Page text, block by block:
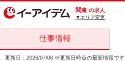
関東 の求人
▼エリア変更
仕事情報
更新日：2026/07/08 ※更新日時点の最新情報です